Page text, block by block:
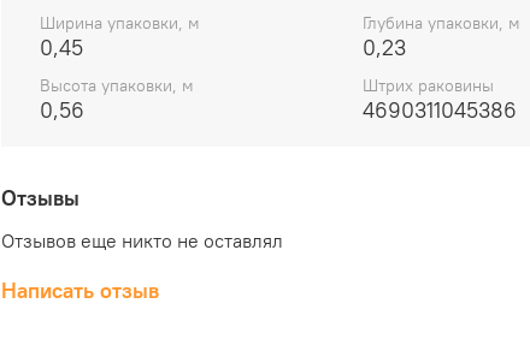
комнат 5 ЛЕТ !
Ширина упаковки, м
0,45
Глубина упаковки, м
0,23
Высота упаковки, м
0,56
Штрих раковины
4690311045386
Отзывы
Отзывов еще никто не оставлял
Написать отзыв